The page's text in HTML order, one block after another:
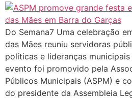
Do Semana7 Uma celebração
das Mães reuniu servidoras
políticas e lideranças
evento foi promovido pela
Públicos Municipais (ASPM) e
do presidente da Assembleia